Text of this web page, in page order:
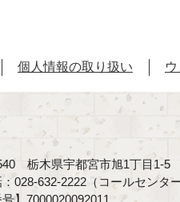
個人情報の取り扱い
栃木県宇都宮市旭1丁目1-5
028-632-2222（コールセンタ